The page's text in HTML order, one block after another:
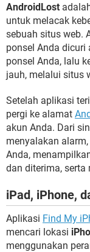
AndroidLost
untuk melacak
sebuah situs web.
ponsel Anda
ponsel Anda, lalu
jauh, melalui situs
Setelah aplikasi
pergi ke alamat
akun Anda. Dari
menyalakan
Anda,
dan diterima, serta
iPad, iPhone,
Aplikasi Find My
mencari lokasi
menggunakan